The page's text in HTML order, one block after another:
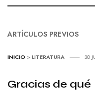
ARTÍCULOS PREVIOS
INICIO >LITERATURA 30
Gracias de qué